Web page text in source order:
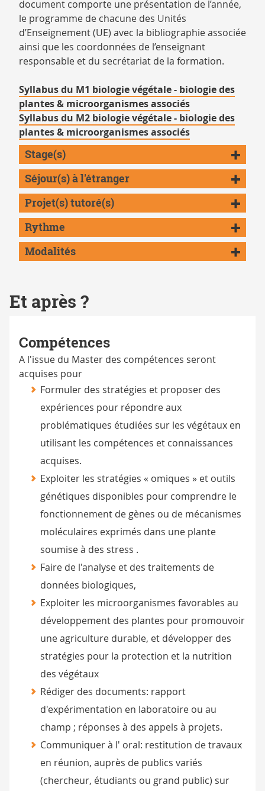
document comporte une présentation de l’année,
le programme de chacune des Unités
d’Enseignement (UE) avec la bibliographie associée
ainsi que les coordonnées de l’enseignant
responsable et du secrétariat de la formation.
Syllabus du M1 biologie végétale - biologie des
plantes & microorganismes associés
Syllabus du M2 biologie végétale - biologie des
plantes & microorganismes associés
Stage(s)
Séjour(s) à l'étranger
Projet(s) tutoré(s)
Rythme
Modalités
Et après ?
Compétences
A l'issue du Master des compétences seront
acquises pour
Formuler des stratégies et proposer des
expériences pour répondre aux
problématiques étudiées sur les végétaux en
utilisant les compétences et connaissances
acquises.
Exploiter les stratégies « omiques » et outils
génétiques disponibles pour comprendre le
fonctionnement de gènes ou de mécanismes
moléculaires exprimés dans une plante
soumise à des stress .
Faire de l'analyse et des traitements de
données biologiques,
Exploiter les microorganismes favorables au
développement des plantes pour promouvoir
une agriculture durable, et développer des
stratégies pour la protection et la nutrition
des végétaux
Rédiger des documents: rapport
d'expérimentation en laboratoire ou au
champ ; réponses à des appels à projets.
Communiquer à l' oral: restitution de travaux
en réunion, auprès de publics variés
(chercheur, étudiants ou grand public) sur